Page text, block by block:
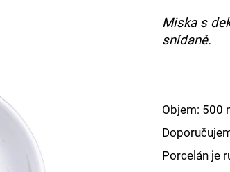
Miska s
snídaně.
Objem: 500
Porcelán je